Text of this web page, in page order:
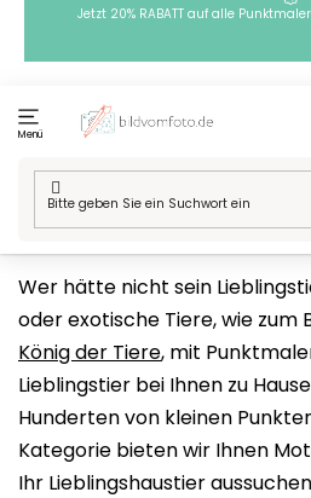
Jetzt 20% RABATT auf alle
Menü
Startseite
Wer hätte nicht sein
oder exotische Tiere, wie zum
König der Tiere, mit
Lieblingstier bei Ihnen zu
Hunderten von kleinen
Kategorie bieten wir Ihnen
Ihr Lieblingshaustier